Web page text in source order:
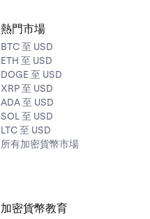
熱門市場
BTC 至 USD
ETH 至 USD
DOGE 至 USD
XRP 至 USD
ADA 至 USD
SOL 至 USD
LTC 至 USD
所有加密貨幣市場
加密貨幣教育